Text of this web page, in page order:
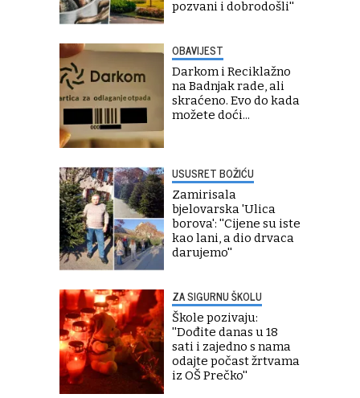
pozvani i dobrodošli''
OBAVIJEST
Darkom i Reciklažno
na Badnjak rade, ali
skraćeno. Evo do kada
možete doći...
USUSRET BOŽIĆU
Zamirisala
bjelovarska 'Ulica
borova': ''Cijene su iste
kao lani, a dio drvaca
darujemo''
ZA SIGURNU ŠKOLU
Škole pozivaju:
''Dođite danas u 18
sati i zajedno s nama
odajte počast žrtvama
iz OŠ Prečko''